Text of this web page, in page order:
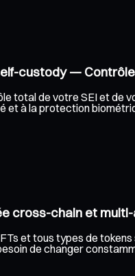
custody —
total de votre SEI et de
et à la protection
cross-chain et
et tous types de
de changer